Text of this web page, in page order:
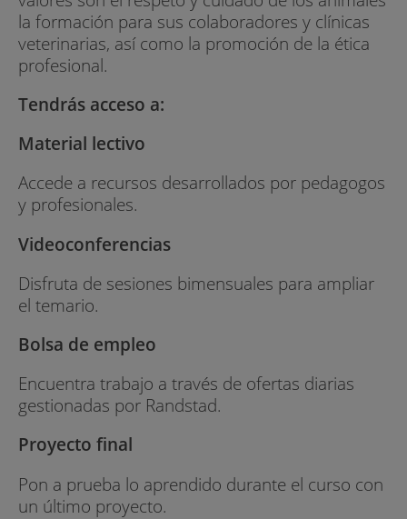
la formación para sus colaboradores y clínicas
veterinarias, así como la promoción de la ética
profesional.
Tendrás acceso a:
Material lectivo
Accede a recursos desarrollados por pedagogos
y profesionales.
Videoconferencias
Disfruta de sesiones bimensuales para ampliar
el temario.
Bolsa de empleo
Encuentra trabajo a través de ofertas diarias
gestionadas por Randstad.
Proyecto final
Pon a prueba lo aprendido durante el curso con
un último proyecto.